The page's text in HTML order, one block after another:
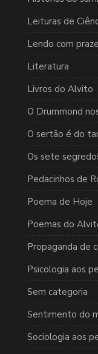
Leituras de
Lendo com
Literatura
Livros do Alvito
O Drummond
O sertão é do
Os sete
Pedacinhos de
Poema de Hoje
Poemas do
Propaganda de
Psicologia aos
Sem categoria
Sentimento do
Sociologia aos